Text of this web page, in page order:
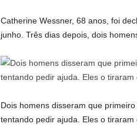
Catherine Wessner, 68 anos, foi
junho. Três dias depois, dois
Dois homens disseram que
tentando pedir ajuda. Eles o